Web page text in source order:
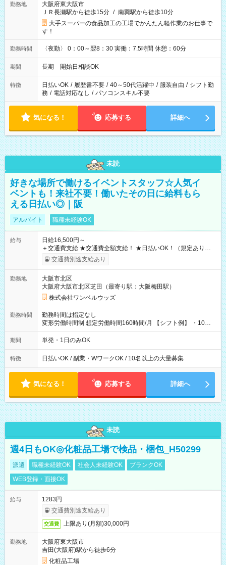
勤務地
大阪府東大阪市
ＪＲ長瀬駅から徒歩15分 / 南巽駅から徒歩10分
大手スーパーの食品加工の工場でかんたん軽作業のお仕事で
す！
勤務時間 〈夜勤〉 0：00～翌8：30 実働：7.5時間 休憩：60分
期間 長期 開始日相談OK
特徴 日払いOK / 履歴書不要 / 40～50代活躍中 / 服装自由 / シフト勤
務 / 電話対応なし / パソコンスキル不要
気になる！ 応募する 詳細へ
未読
好きな場所で働けるイベントスタッフ☆人気イ
ベントも！来社不要！働いたその日に給料もら
える日払い◎｜阪
アルバイト 職種未経験OK
給与
日給16,500円～
＋交通費支給 ★交通費全額支給！ ★日払いOK！（規定あり） ┗
働いたその日に現金GET♪ お仕事後はコンビニATMから 日払
交通費別途支給あり
勤務地
大阪市北区
大阪府大阪市北区芝田（最寄り駅：大阪梅田駅）
株式会社ワンベルウッズ
勤務時間
勤務時間は指定なし
変形労働時間制 想定労働時間160時間/月 【シフト例】 ・10：
00～20：00
期間 単発・1日のみOK
特徴 日払いOK / 副業・WワークOK / 10名以上の大量募集
気になる！ 応募する 詳細へ
未読
週4日もOK◎化粧品工場で検品・梱包_H50299
派遣 職種未経験OK 社会人未経験OK
ブランクOK
WEB登録・面接OK
給与
1283円
交通費別途支給あり
交通費 上限あり(月額)30,000円
勤務地
大阪府東大阪市
吉田(大阪府)駅から徒歩6分
化粧品工場